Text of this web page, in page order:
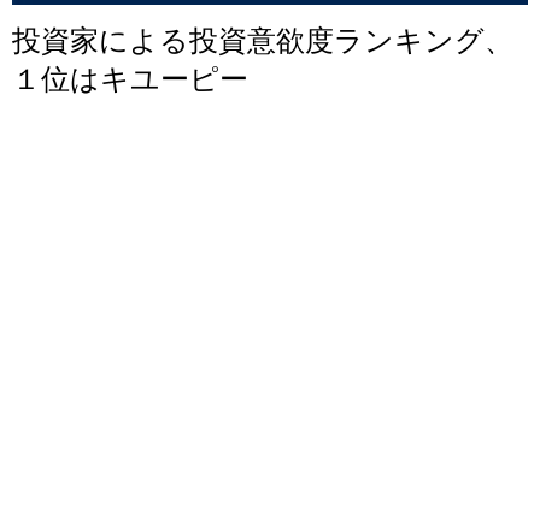
投資家による投資意欲度ランキング、
１位はキユーピー